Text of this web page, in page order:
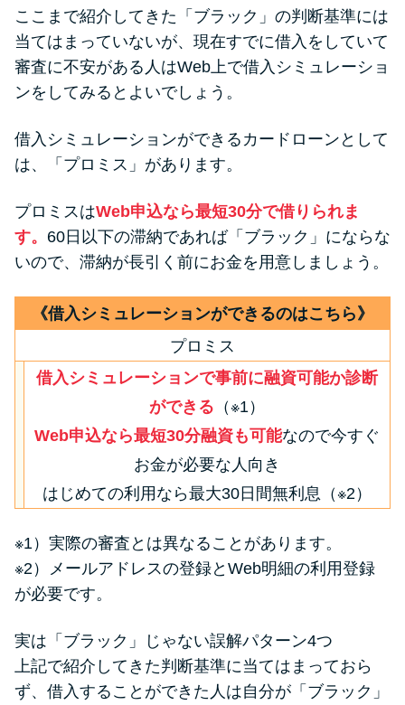
ここまで紹介してきた「ブラック」の判断基準には
当てはまっていないが、現在すでに借入をしていて
審査に不安がある人はWeb上で借入シミュレーショ
ンをしてみるとよいでしょう。
借入シミュレーションができるカードローンとして
は、「プロミス」があります。
プロミスはWeb申込なら最短30分で借りられま
す。 60日以下の滞納であれば「ブラック」にならな
いので、滞納が長引く前にお金を用意しましょう。
《借入シミュレーションができるのはこちら》
プロミス
借入シミュレーションで事前に融資可能か診断
ができる （※1）
Web申込なら最短30分融資も可能なので今すぐ
お金が必要な人向き
はじめての利用なら最大30日間無利息（※2）
※1）実際の審査とは異なることがあります。
※2）メールアドレスの登録とWeb明細の利用登録
が必要です。
実は「ブラック」じゃない誤解パターン4つ
上記で紹介してきた判断基準に当てはまっておら
ず、借入することができた人は自分が「ブラック」